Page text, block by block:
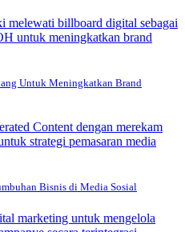
Untuk Meningkatkan Brand
Bisnis di Media Sosial